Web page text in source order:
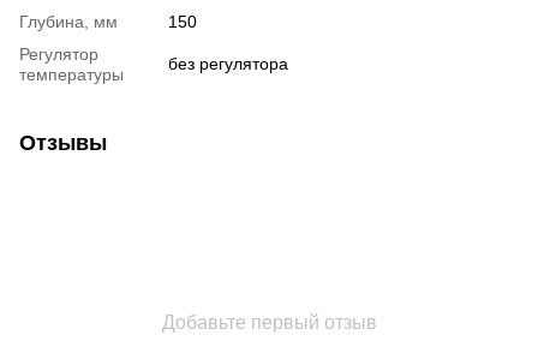
Глубина, мм
150
Регулятор
температуры
без регулятора
Отзывы
Добавьте первый отзыв